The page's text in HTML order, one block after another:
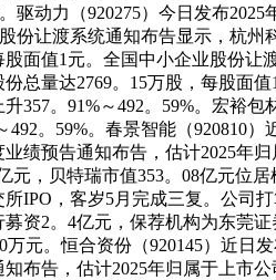
驱动力（920275）今日发布
份让渡系统通知布告显示，杭
股面值1元。全国中小企业股份
总量达2769。15万股，每股面
357。91%～492。59%。宏裕
492。59%。春景智能（920810
业绩预告通知布告，估计2025
元，贝特瑞市值353。08亿元位
IPO，客岁5月完成三复。公司
资2。4亿元，保荐机构为东莞
万元。恒合资份（920145）近日
布告，估计2025年归属于上市